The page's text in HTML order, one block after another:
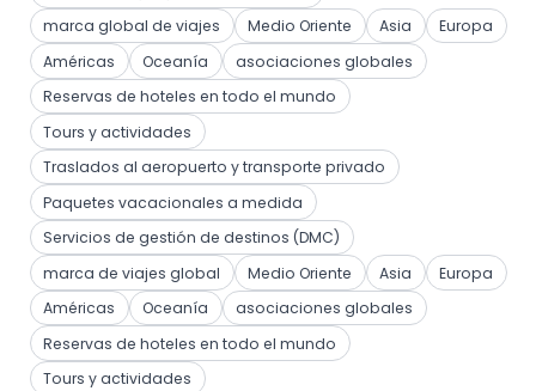
marca global de viajes
Medio Oriente Asia
Europa
Américas
Oceanía
asociaciones globales
Reservas de hoteles en todo el mundo
Tours y actividades
Traslados al aeropuerto y transporte privado
Paquetes vacacionales a medida
Servicios de gestión de destinos (DMC)
marca de viajes global
Medio Oriente Asia
Europa
Américas
Oceanía
asociaciones globales
Reservas de hoteles en todo el mundo
Tours y actividades